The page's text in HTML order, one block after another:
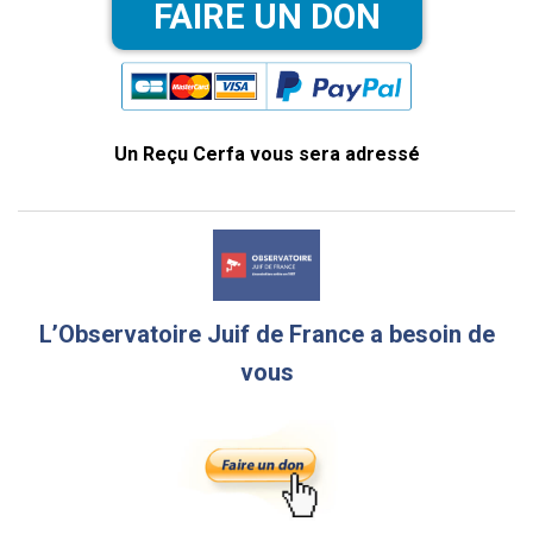
Un Reçu Cerfa vous sera adressé
L’Observatoire Juif de France a besoin de
vous